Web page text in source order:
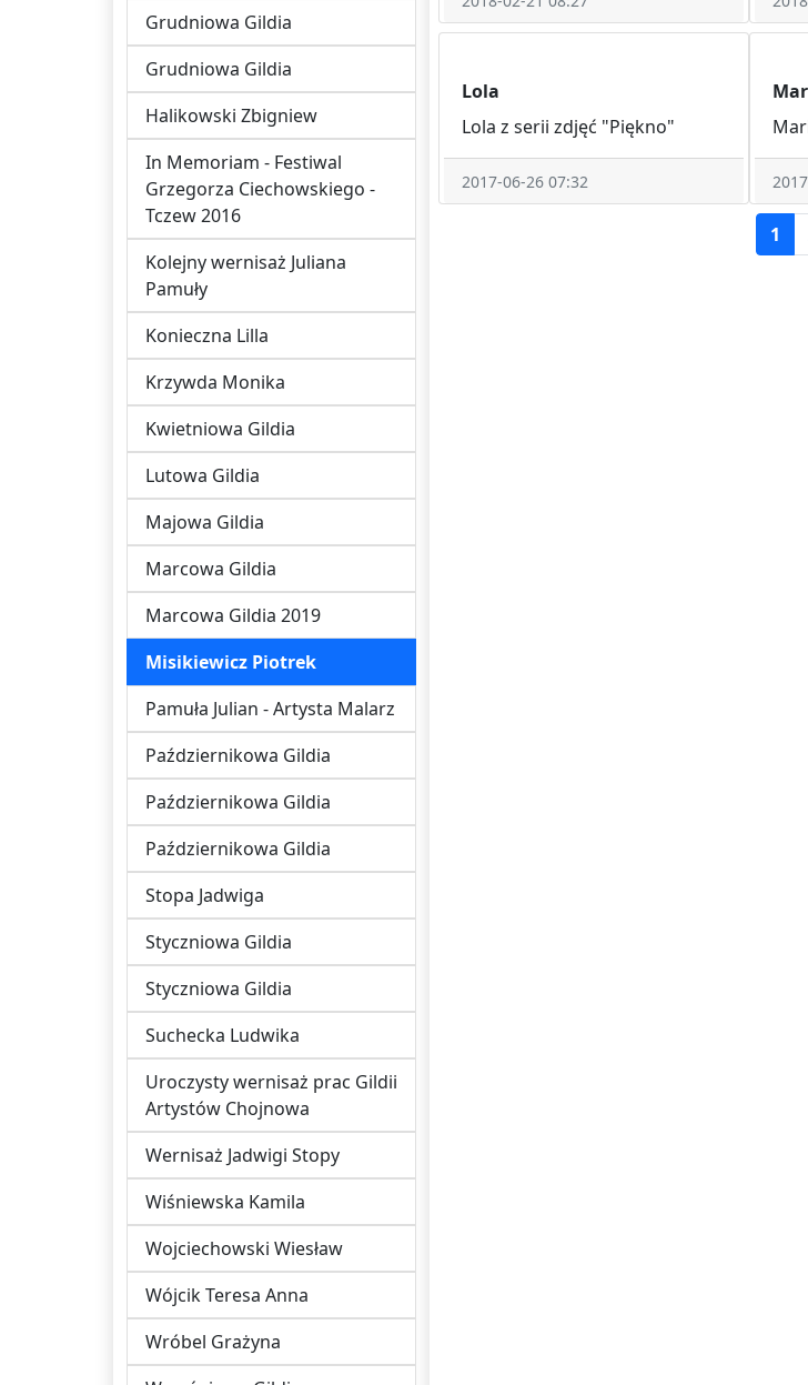
Grudniowa Gildia
Grudniowa Gildia
Halikowski Zbigniew
In Memoriam - Festiwal
Grzegorza Ciechowskiego -
Tczew 2016
Kolejny wernisaż Juliana
Pamuły
Konieczna Lilla
Krzywda Monika
Kwietniowa Gildia
Lutowa Gildia
Majowa Gildia
Marcowa Gildia
Marcowa Gildia 2019
Misikiewicz Piotrek
Pamuła Julian - Artysta Malarz
Październikowa Gildia
Październikowa Gildia
Październikowa Gildia
Stopa Jadwiga
Styczniowa Gildia
Styczniowa Gildia
Suchecka Ludwika
Uroczysty wernisaż prac Gildii
Artystów Chojnowa
Wernisaż Jadwigi Stopy
Wiśniewska Kamila
Wojciechowski Wiesław
Wójcik Teresa Anna
Wróbel Grażyna
Lola
Lola z serii zdjęć "Piękno"
2017-06-26 07:32
1